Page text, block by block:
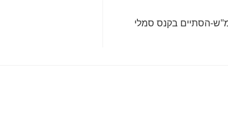
מופרזת של 173 קמ"ש-הסתיים בקנס סמלי